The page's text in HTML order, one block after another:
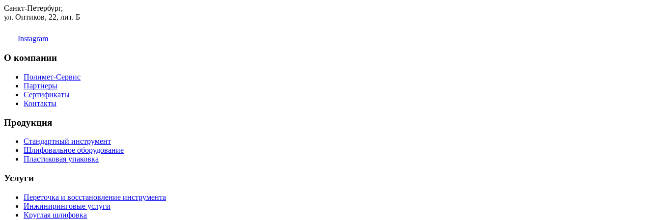
Санкт-Петербург,
ул. Оптиков, 22, лит. Б
Instagram
О компании
Полимет-Сервис
Партнеры
Сертификаты
Контакты
Продукция
Стандартный инструмент
Шлифовальное оборудование
Пластиковая упаковка
Услуги
Переточка и восстановление инструмента
Инжиниринговые услуги
Круглая шлифовка